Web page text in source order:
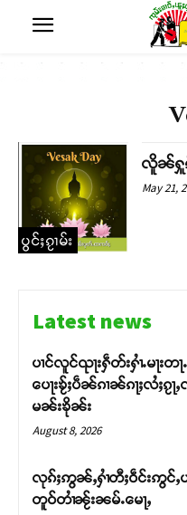
ပွင်ႈၵႂၢမ်း
လိူၼ်ႁူၵ်
May 21,
Latest news
ပၢင်လူင်ၺႃးႁဵတ်းႁၢႆႉမႃးတႃ
ပေႃးၶႂ်ႈပဵၼ်ၵၢၼ်ၵႃႈလႆႈၵႂႃႇ
မၼ်းၶိုၼ်း
August 8, 2026
လုၵ်ႈဢွၼ်ႇႁၢႆတီႈဝဵင်းဢွင်
တူဝ်တၢႆၼႂ်းၼမ်ႉမေႃႇ